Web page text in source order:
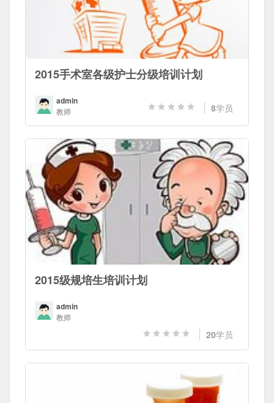
2015手术室各级护士分级培训计划
admin
教师 8学员
2015级规培生培训计划
admin
教师
20学员